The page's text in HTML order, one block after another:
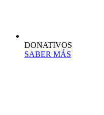
DONATIVOS
SABER MÁS